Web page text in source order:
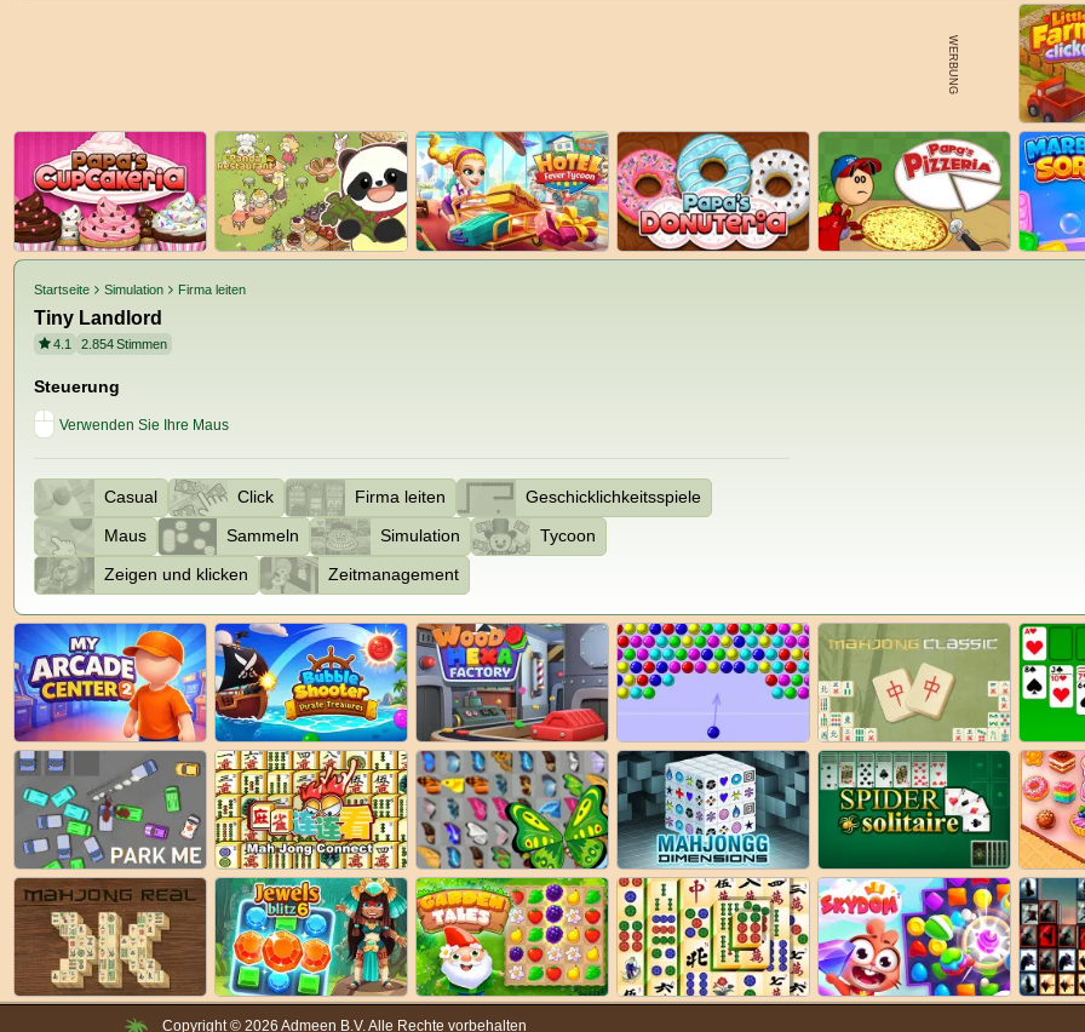
Startseite Simulation Firma leiten
Tiny Landlord
4.1 2.854Stimmen
Steuerung
Verwenden Sie Ihre Maus
Casual Click Firma leiten
Geschicklichkeitsspiele
Maus
Sammeln Simulation
Tycoon
Zeigen und klicken
Zeitmanagement
Copyright © 2026 Admeen B.V. Alle Rechte vorbehalten